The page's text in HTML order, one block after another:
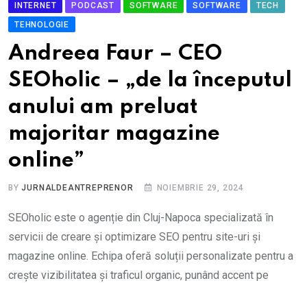
INTERNET
PODCAST SOFTWARE SOFTWARE
TECH
TEHNOLOGIE
Andreea Faur – CEO
SEOholic – „de la începutul
anului am preluat
majoritar magazine
online”
BYJURNALDEANTREPRENOR NOIEMBRIE 29, 2024
SEOholic este o agenție din Cluj-Napoca specializată în
servicii de creare și optimizare SEO pentru site-uri și
magazine online. Echipa oferă soluții personalizate pentru a
crește vizibilitatea și traficul organic, punând accent pe